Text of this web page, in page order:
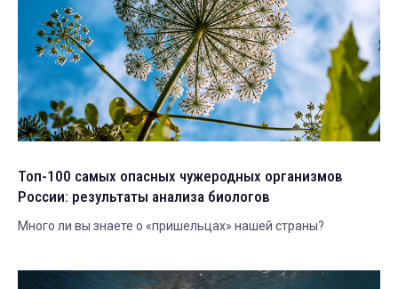
Топ-100 самых опасных чужеродных организмов
России: результаты анализа биологов
Много ли вы знаете о «пришельцах» нашей страны?